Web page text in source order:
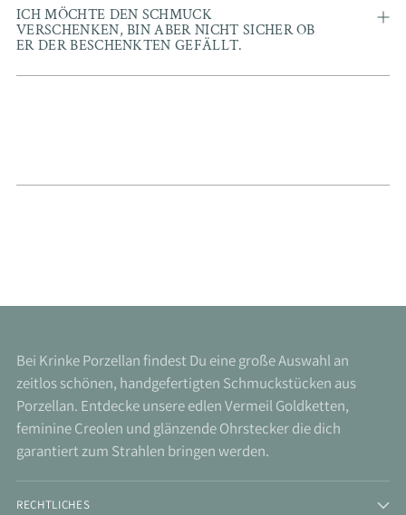
ICH MÖCHTE DEN SCHMUCK
VERSCHENKEN, BIN ABER NICHT SICHER OB
ER DER BESCHENKTEN GEFÄLLT.
Bei Krinke Porzellan findest Du eine große Auswahl an
zeitlos schönen, handgefertigten Schmuckstücken aus
Porzellan. Entdecke unsere edlen Vermeil Goldketten,
feminine Creolen und glänzende Ohrstecker die dich
garantiert zum Strahlen bringen werden.
RECHTLICHES